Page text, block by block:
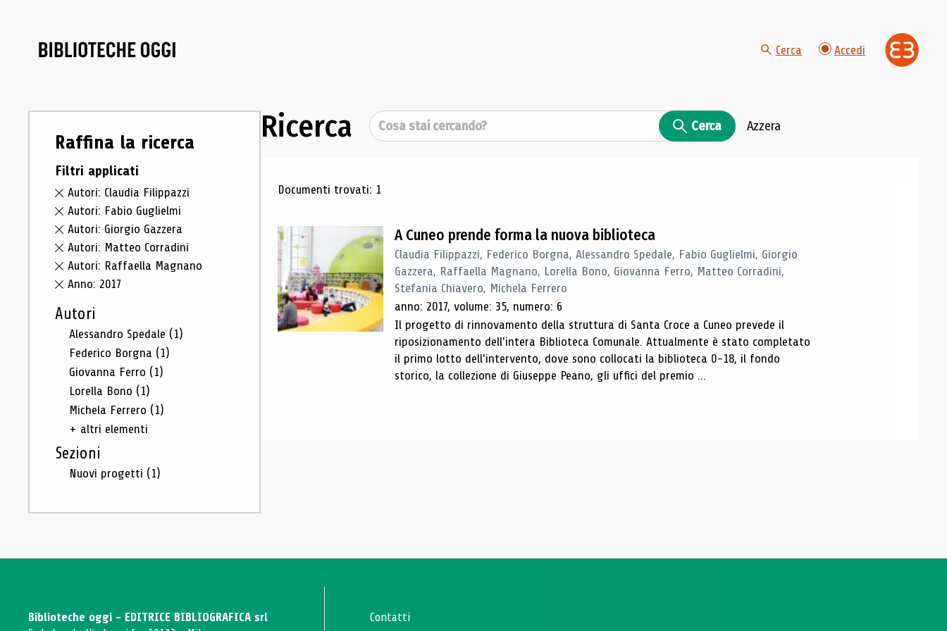
Cerca Accedi
Raffina la ricerca
Filtri applicati
Autori: Claudia Filippazzi
Autori: Fabio Guglielmi
Autori: Giorgio Gazzera
Autori: Matteo Corradini
Autori: Raffaella Magnano
Anno: 2017
Autori
Alessandro Spedale (1)
Federico Borgna (1)
Giovanna Ferro (1)
Lorella Bono (1)
Michela Ferrero (1)
+ altri elementi
Sezioni
Nuovi progetti (1)
Ricerca Cerca Cerca Azzera
Risultati di ricerca
Documenti trovati: 1
A Cuneo prende forma la nuova biblioteca
Claudia Filippazzi, Federico Borgna, Alessandro Spedale, Fabio Guglielmi, Giorgio
Gazzera, Raffaella Magnano, Lorella Bono, Giovanna Ferro, Matteo Corradini,
Stefania Chiavero, Michela Ferrero
anno: 2017, volume: 35, numero: 6
Il progetto di rinnovamento della struttura di Santa Croce a Cuneo prevede il
riposizionamento dell'intera Biblioteca Comunale. Attualmente è stato completato
il primo lotto dell'intervento, dove sono collocati la biblioteca 0-18, il fondo
storico, la collezione di Giuseppe Peano, gli uffici del premio ...
Biblioteche oggi - EDITRICE BIBLIOGRAFICA srl
Contatti